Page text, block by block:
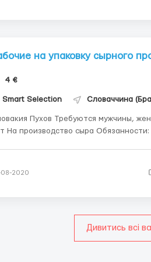
на упаковку сырного
4 €
Smart Selection Словаччина
Требуются мужчины, женщины, семейные пары до 59
в коробки, -
08-2020
Дивитись всі